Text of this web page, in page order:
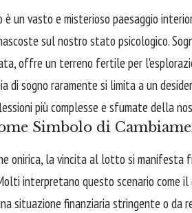
è un vasto e misterioso paesaggio
sul nostro stato psicologico.
offre un terreno fertile per
di sogno raramente si limita a un
più complesse e sfumate della
Simbolo di
onirica, la vincita al lotto si manifesta
interpretano questo scenario come
situazione finanziaria stringente o da